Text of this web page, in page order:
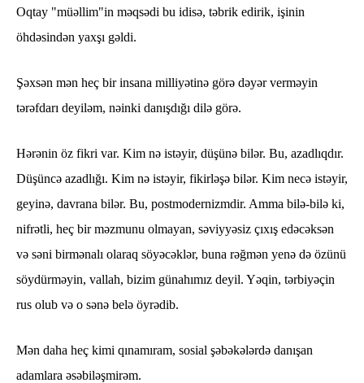
Oqtay "müəllim"in məqsədi bu idisə, təbrik edirik, işinin
öhdəsindən yaxşı gəldi.
Şəxsən mən heç bir insana milliyətinə görə dəyər verməyin
tərəfdarı deyiləm, nəinki danışdığı dilə görə.
Hərənin öz fikri var. Kim nə istəyir, düşünə bilər. Bu, azadlıqdır.
Düşüncə azadlığı. Kim nə istəyir, fikirləşə bilər. Kim necə istəyir,
geyinə, davrana bilər. Bu, postmodernizmdir. Amma bilə-bilə ki,
nifrətli, heç bir məzmunu olmayan, səviyyəsiz çıxış edəcəksən
və səni birmənalı olaraq söyəcəklər, buna rəğmən yenə də özünü
söydürməyin, vallah, bizim günahımız deyil. Yəqin, tərbiyəçin
rus olub və o sənə belə öyrədib.
Mən daha heç kimi qınamıram, sosial şəbəkələrdə danışan
adamlara əsəbiləşmirəm.